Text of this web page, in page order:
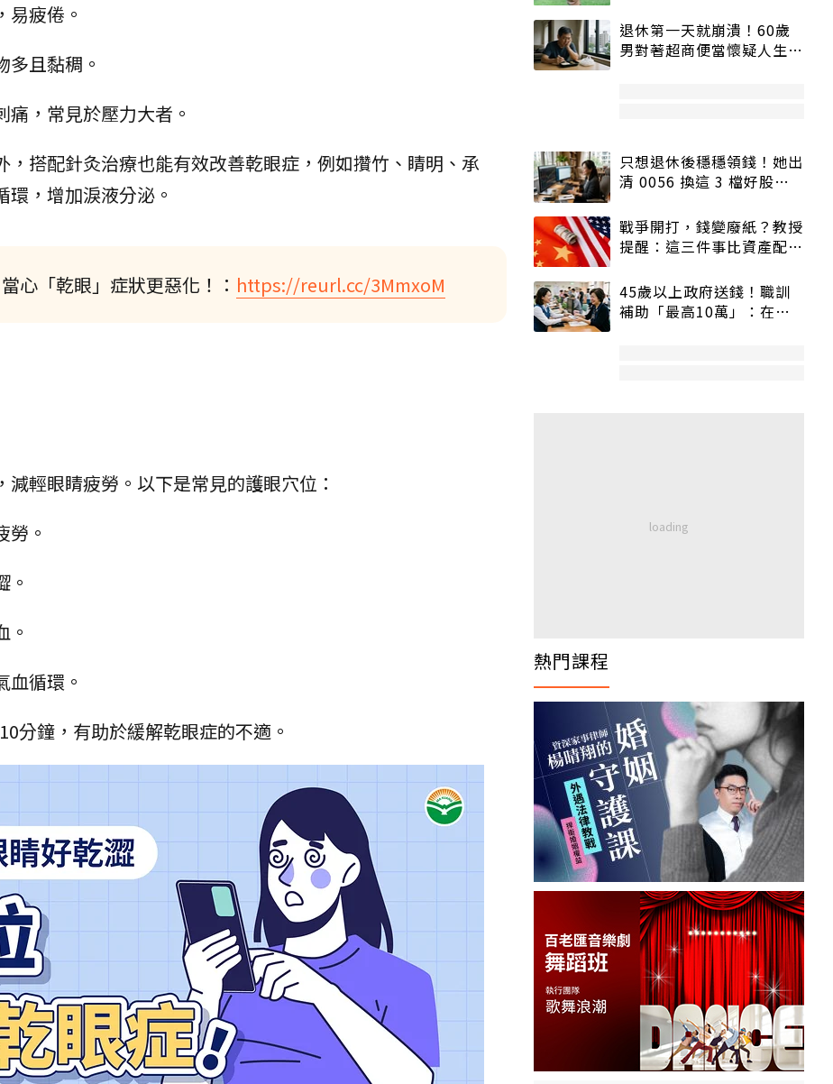
疲倦。
且黏稠。
，常見於壓力大者。
搭配針灸治療也能有效改善乾眼症，例如攢竹、睛明、承
，增加淚液分泌。
心「乾眼」症狀更惡化！： https://reurl.cc/3MmxoM
輕眼睛疲勞。以下是常見的護眼穴位：
。
。
。
循環​。
分鐘，有助於緩解乾眼症的不適。
退休第一天就崩潰！60歲
男對著超商便當懷疑人生
只想退休後穩穩領錢！她出
清 0056 換這 3 檔好股：
戰爭開打，錢變廢紙？教授
提醒：這三件事比資產配置
45歲以上政府送錢！職訓
補助「最高10萬」：在
熱門課程